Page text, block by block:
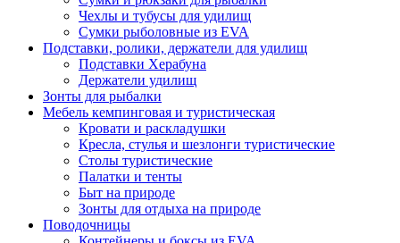
Чехлы и тубусы для удилищ
Сумки рыболовные из EVA
Подставки, ролики, держатели для удилищ
Подставки Херабуна
Держатели удилищ
Зонты для рыбалки
Мебель кемпинговая и туристическая
Кровати и раскладушки
Кресла, стулья и шезлонги туристические
Столы туристические
Палатки и тенты
Быт на природе
Зонты для отдыха на природе
Поводочницы